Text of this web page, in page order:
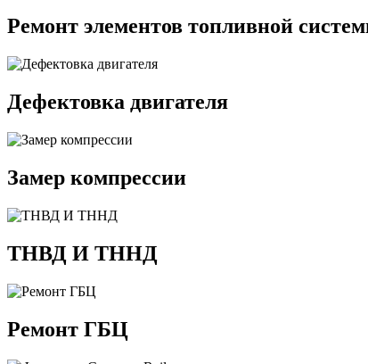
Ремонт элементов топливной
Дефектовка двигателя
Замер компрессии
ТНВД И ТННД
Ремонт ГБЦ